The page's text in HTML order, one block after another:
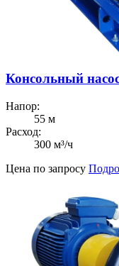
Консольный
Напор:
55 м
Расход:
300 м³/ч
Цена по запросу